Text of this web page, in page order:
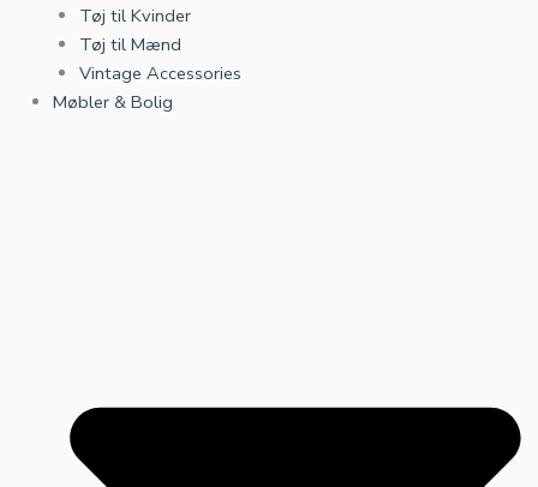
Tøj til Kvinder
Tøj til Mænd
Vintage Accessories
Møbler & Bolig